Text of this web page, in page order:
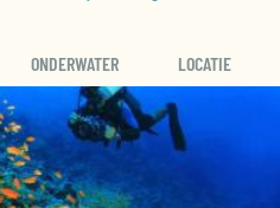
ONDERWATER LOCATIE